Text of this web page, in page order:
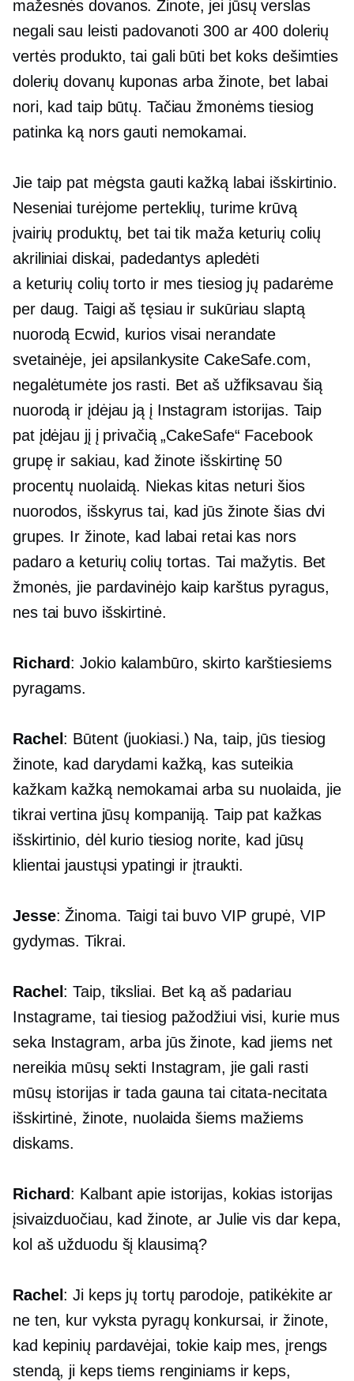
mažesnės dovanos. Žinote, jei jūsų verslas
negali sau leisti padovanoti 300 ar 400 dolerių
vertės produkto, tai gali būti bet koks dešimties
dolerių dovanų kuponas arba žinote, bet labai
nori, kad taip būtų. Tačiau žmonėms tiesiog
patinka ką nors gauti nemokamai.
Jie taip pat mėgsta gauti kažką labai išskirtinio.
Neseniai turėjome perteklių, turime krūvą
įvairių produktų, bet tai tik maža keturių colių
akriliniai diskai, padedantys apledėti
a keturių colių torto ir mes tiesiog jų padarėme
per daug. Taigi aš tęsiau ir sukūriau slaptą
nuorodą Ecwid, kurios visai nerandate
svetainėje, jei apsilankysite CakeSafe.com,
negalėtumėte jos rasti. Bet aš užfiksavau šią
nuorodą ir įdėjau ją į Instagram istorijas. Taip
pat įdėjau jį į privačią „CakeSafe“ Facebook
grupę ir sakiau, kad žinote išskirtinę 50
procentų nuolaidą. Niekas kitas neturi šios
nuorodos, išskyrus tai, kad jūs žinote šias dvi
grupes. Ir žinote, kad labai retai kas nors
padaro a keturių colių tortas. Tai mažytis. Bet
žmonės, jie pardavinėjo kaip karštus pyragus,
nes tai buvo išskirtinė.
Richard: Jokio kalambūro, skirto karštiesiems
pyragams.
Rachel : Būtent (juokiasi.) Na, taip, jūs tiesiog
žinote, kad darydami kažką, kas suteikia
kažkam kažką nemokamai arba su nuolaida, jie
tikrai vertina jūsų kompaniją. Taip pat kažkas
išskirtinio, dėl kurio tiesiog norite, kad jūsų
klientai jaustųsi ypatingi ir įtraukti.
Jesse: Žinoma. Taigi tai buvo VIP grupė, VIP
gydymas. Tikrai.
Rachel : Taip, tiksliai. Bet ką aš padariau
Instagrame, tai tiesiog pažodžiui visi, kurie mus
seka Instagram, arba jūs žinote, kad jiems net
nereikia mūsų sekti Instagram, jie gali rasti
mūsų istorijas ir tada gauna tai citata-necitata
išskirtinė, žinote, nuolaida šiems mažiems
diskams.
Richard: Kalbant apie istorijas, kokias istorijas
įsivaizduočiau, kad žinote, ar Julie vis dar kepa,
kol aš užduodu šį klausimą?
Rachel : Ji keps jų tortų parodoje, patikėkite ar
ne ten, kur vyksta pyragų konkursai, ir žinote,
kad kepinių pardavėjai, tokie kaip mes, įrengs
stendą, ji keps tiems renginiams ir keps,